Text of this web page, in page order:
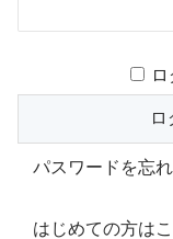
パスワードを忘
はじめての方は